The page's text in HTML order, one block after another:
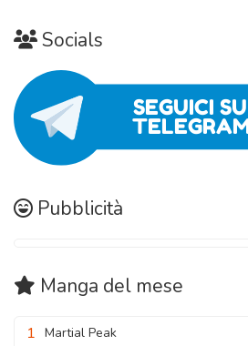
Socials
Pubblicità
Manga del mese
1 Martial Peak